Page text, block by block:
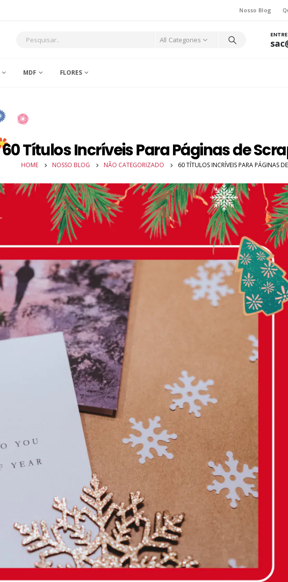
Nosso Blog
All Categories
MDF FLORES
60 Títulos Incríveis Para Páginas de
HOME NOSSO BLOG NÃO CATEGORIZADO 60 TÍTULOS INCRÍVEIS PARA PÁGINAS